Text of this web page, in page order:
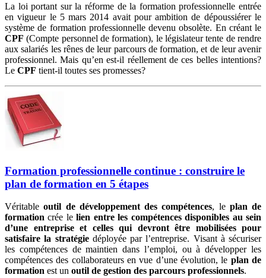
La loi portant sur la réforme de la formation professionnelle entrée
en vigueur le 5 mars 2014 avait pour ambition de dépoussiérer le
système de formation professionnelle devenu obsolète. En créant le
CPF (Compte personnel de formation), le législateur tente de rendre
aux salariés les rênes de leur parcours de formation, et de leur avenir
professionnel. Mais qu’en est-il réellement de ces belles intentions?
Le CPF tient-il toutes ses promesses?
Formation professionnelle continue : construire le
plan de formation en 5 étapes
Véritableoutil de développement des compétences, le plan de
formation crée lelien entre les compétences disponibles au sein
d’une entreprise et celles qui devront être mobilisées pour
satisfaire la stratégiedéployée par l’entreprise. Visant à sécuriser
les compétences de maintien dans l’emploi, ou à développer les
compétences des collaborateurs en vue d’une évolution, le plan de
formation est un outil de gestion des parcours professionnels.